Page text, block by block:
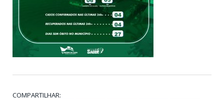
COMPARTILHAR: